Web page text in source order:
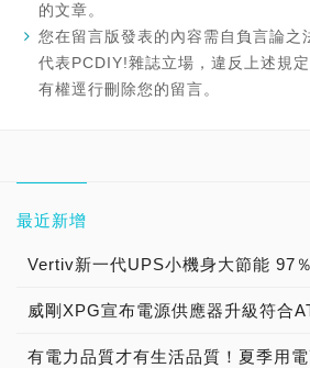
的文章。
您在留言版發表的內容需自負言論之
代表PCDIY!雜誌立場，違反上述規
有權逕行刪除您的留言。
最近新增